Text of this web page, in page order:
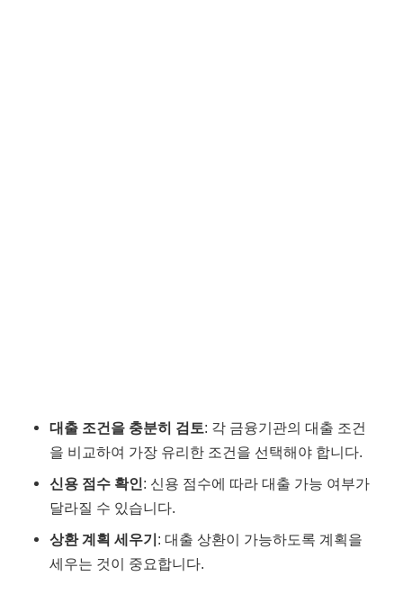
대출 조건을 충분히 검토: 각 금융기관의 대출 조건
을 비교하여 가장 유리한 조건을 선택해야 합니다.
신용 점수 확인: 신용 점수에 따라 대출 가능 여부가
달라질 수 있습니다.
상환 계획 세우기: 대출 상환이 가능하도록 계획을
세우는 것이 중요합니다.